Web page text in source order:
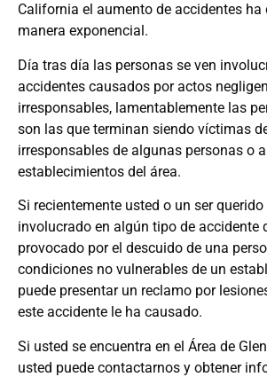
California el aumento de accidentes ha
manera exponencial.
Día tras día las personas se ven
accidentes causados por actos
irresponsables, lamentablemente las
son las que terminan siendo víctimas
irresponsables de algunas personas o
establecimientos del área.
Si recientemente usted o un ser querido
involucrado en algún tipo de accidente
provocado por el descuido de una
condiciones no vulnerables de un
puede presentar un reclamo por
este accidente le ha causado.
Si usted se encuentra en el Área de
usted puede contactarnos y obtener